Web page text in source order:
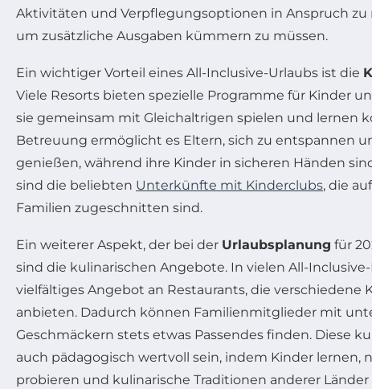
Aktivitäten und Verpflegungsoptionen in Anspruch zu
um zusätzliche Ausgaben kümmern zu müssen.
Ein wichtiger Vorteil eines All-Inclusive-Urlaubs ist die
Viele Resorts bieten spezielle Programme für Kinder
sie gemeinsam mit Gleichaltrigen spielen und lernen
Betreuung ermöglicht es Eltern, sich zu entspannen
genießen, während ihre Kinder in sicheren Händen
sind die beliebten Unterkünfte mit Kinderclubs, die
Familien zugeschnitten sind.
Ein weiterer Aspekt, der bei der Urlaubsplanung für
sind die kulinarischen Angebote. In vielen All-
vielfältiges Angebot an Restaurants, die verschiedene
anbieten. Dadurch können Familienmitglieder mit
Geschmäckern stets etwas Passendes finden. Diese
auch pädagogisch wertvoll sein, indem Kinder lernen,
probieren und kulinarische Traditionen anderer Länder